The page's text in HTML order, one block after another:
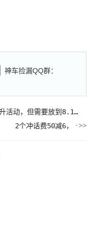
神车捡漏QQ群：
建行150活动还可以叠加本地资产提升活动，但需要放到8.10号
2个冲话费50减6，